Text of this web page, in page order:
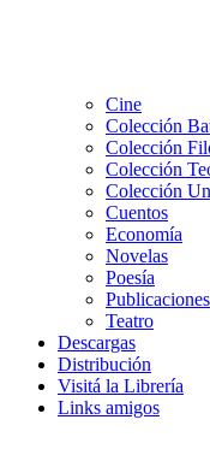
Cine
Colección
Colección
Colección
Colección
Cuentos
Economía
Novelas
Poesía
Teatro
Descargas
Distribución
Visitá la Librería
Links amigos